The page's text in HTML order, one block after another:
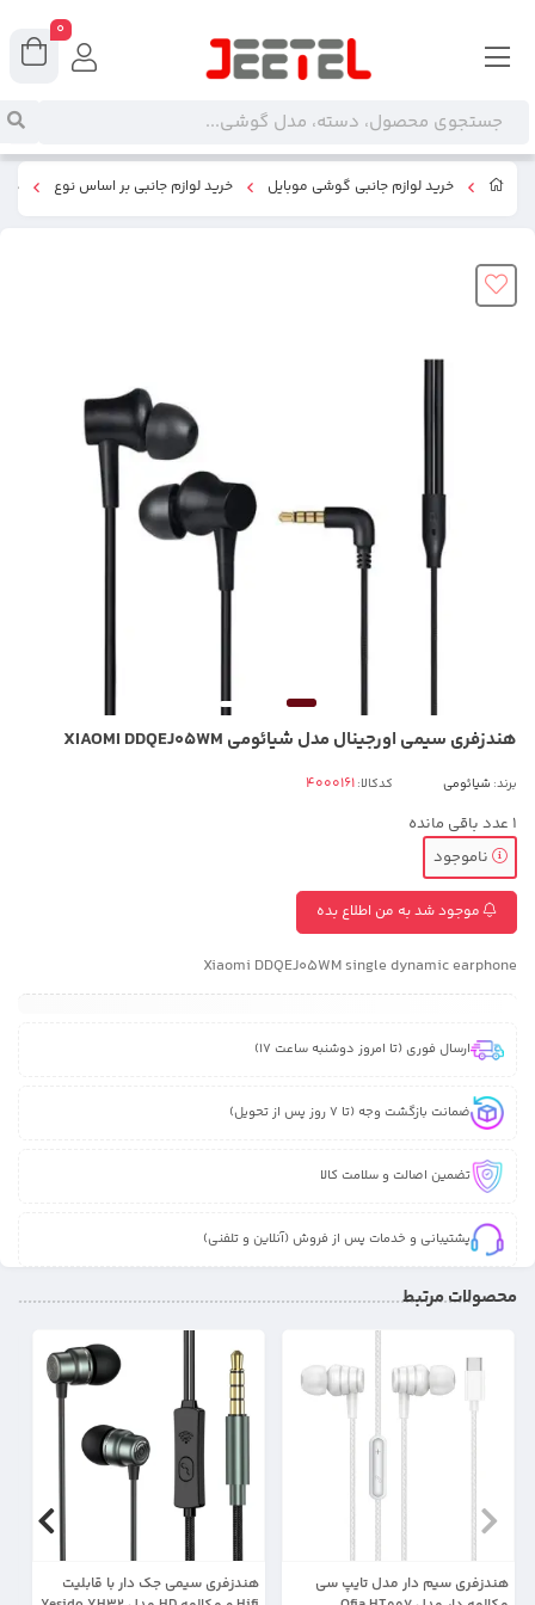
خرید لوازم جانبی گوشی موبایل خرید لوازم جانبی بر اساس نوع
هندزفری سیمی اورجینال مدل شیائومی XIAOMI DDQEJ05WM
برند: شیائومی کدکالا:
1 عدد باقی مانده
ناموجود
موجود شد به من اطلاع بده
Xiaomi DDQEJ05WM single dynamic earphone
ارسال فوری (تا امروز دوشنبه ساعت 17)
ضمانت بازگشت وجه (تا 7 روز پس از تحویل)
تضمین اصالت و سلامت کالا
پشتیبانی و خدمات پس از فروش (آنلاین و تلفنی)
محصولات مرتبط
27%
هندزفری سیم دار مدل تایپ سی
17%
هندزفری سیمی جک دار با قابلیت
0